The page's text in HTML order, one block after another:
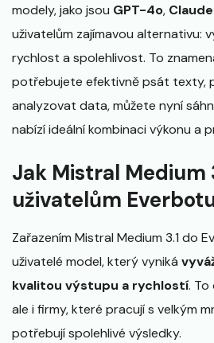
modely, jako jsou GPT-4o, Claude
uživatelům zajímavou alternativu:
rychlost a spolehlivost. To
potřebujete efektivně psát texty,
analyzovat data, můžete nyní
nabízí ideální kombinaci výkonu a
Jak Mistral Medium
uživatelům
Zařazením Mistral Medium 3.1 do
uživatelé model, který vyniká
kvalitou výstupu a rychlostí. To
ale i firmy, které pracují s velkým
potřebují spolehlivé výsledky.